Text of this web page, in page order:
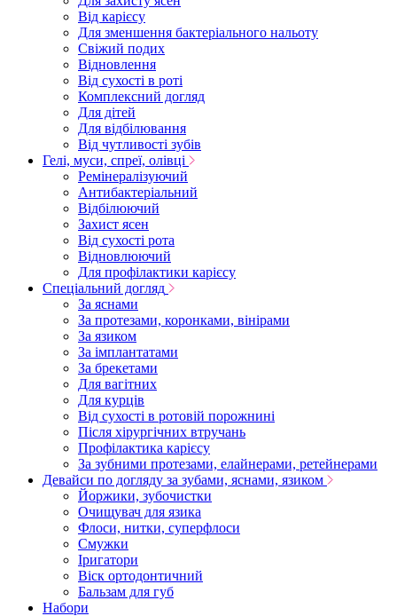
Від карієсу
Для зменшення бактеріального нальоту
Свіжий подих
Відновлення
Від сухості в роті
Комплексний догляд
Для дітей
Для відбілювання
Від чутливості зубів
Гелі, муси, спреї, олівці
Ремінералізуючий
Антибактеріальний
Відбілюючий
Захист ясен
Від сухості рота
Відновлюючий
Для профілактики карієсу
Спеціальний догляд
За яснами
За протезами, коронками, вінірами
За язиком
За імплантатами
За брекетами
Для вагітних
Для курців
Від сухості в ротовій порожнині
Після хірургічних втручань
Профілактика карієсу
За зубними протезами, елайнерами, ретейнерами
Девайси по догляду за зубами, яснами, язиком
Йоржики, зубочистки
Очищувач для язика
Флоси, нитки, суперфлоси
Смужки
Іригатори
Віск ортодонтичний
Бальзам для губ
Набори